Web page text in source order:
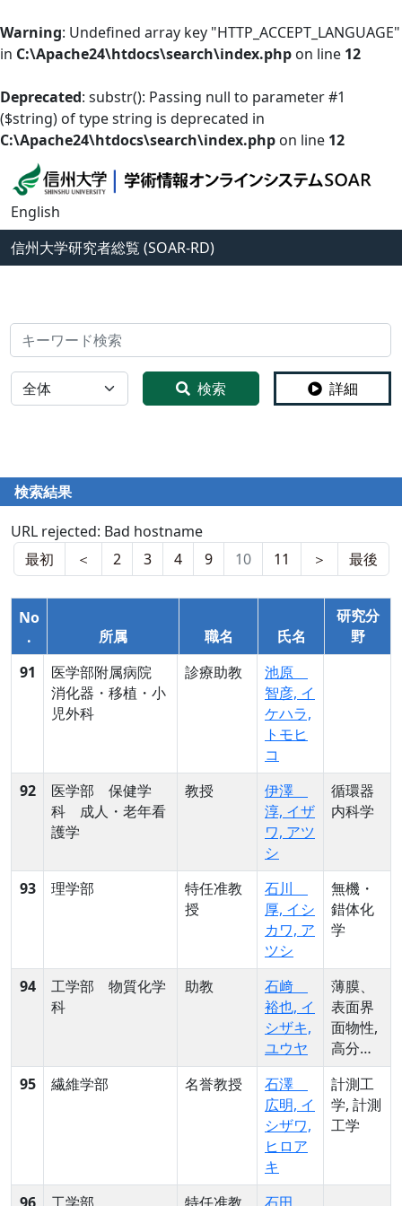
Warning: Undefined array key "HTTP_ACCEPT_LANGUAGE"
in C:\Apache24\htdocs\search\index.php on line 12
Deprecated: substr(): Passing null to parameter #1
($string) of type string is deprecated in
C:\Apache24\htdocs\search\index.php on line 12
English
信州大学研究者総覧 (SOAR-RD)
検索
全体 検索 詳細
検索結果
URL rejected: Bad hostname
最初
＜ 2 3 4 9 10 11 ＞ 最後
No
.
所属 職名 氏名
研究分
野
91
医学部附属病院
消化器・移植・小
児外科
診療助教
池原
智彦, イ
ケハラ,
トモヒ
コ
92
医学部 保健学
科 成人・老年看
護学
教授
伊澤
淳, イザ
ワ, アツ
シ
循環器
内科学
93 理学部
特任准教
授
石川
厚, イシ
カワ, ア
ツシ
無機・
錯体化
学
94
工学部 物質化学
科
助教
石﨑
裕也, イ
シザキ,
ユウヤ
薄膜、
表面界
面物性,
高分子
化学, 高
分子材
料
95 繊維学部 名誉教授
石澤
広明, イ
シザワ,
ヒロア
キ
計測工
学, 計測
工学